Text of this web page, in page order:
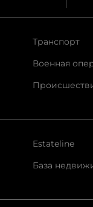
Транспорт
Военная
Estateline
База